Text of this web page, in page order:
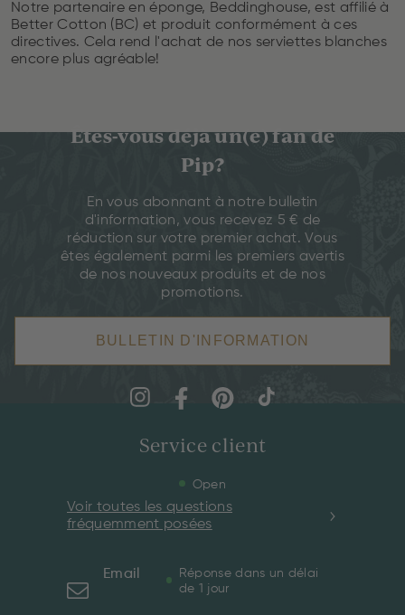
Notre partenaire en éponge, Beddinghouse, est affilié à
Better Cotton (BC) et produit conformément à ces
directives. Cela rend l'achat de nos serviettes blanches
encore plus agréable!
Êtes-vous déjà un(e) fan de
Pip?
En vous abonnant à notre bulletin
d'information, vous recevez 5 € de
réduction sur votre premier achat. Vous
êtes également parmi les premiers avertis
de nos nouveaux produits et de nos
promotions.
BULLETIN D'INFORMATION
Service client
Open
Voir toutes les questions
fréquemment posées
Email
Réponse dans un délai
de 1 jour